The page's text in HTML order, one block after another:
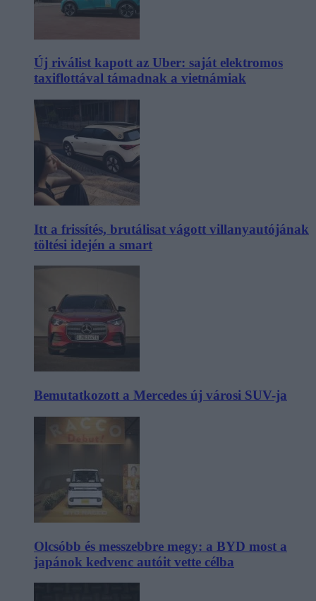
Új riválist kapott az Uber: saját elektromos
taxiflottával támadnak a vietnámiak
Itt a frissítés, brutálisat vágott villanyautójának
töltési idején a smart
Bemutatkozott a Mercedes új városi SUV-ja
Olcsóbb és messzebbre megy: a BYD most a
japánok kedvenc autóit vette célba